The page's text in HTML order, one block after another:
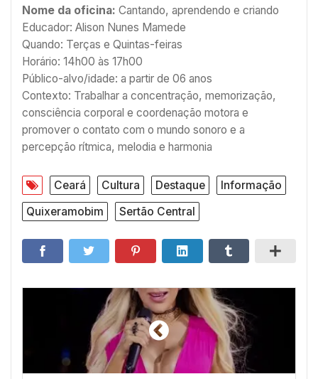
Nome da oficina: Cantando, aprendendo e criando
Educador: Alison Nunes Mamede
Quando: Terças e Quintas-feiras
Horário: 14h00 às 17h00
Público-alvo/idade: a partir de 06 anos
Contexto: Trabalhar a concentração, memorização,
consciência corporal e coordenação motora e
promover o contato com o mundo sonoro e a
percepção rítmica, melodia e harmonia
Ceará Cultura Destaque
Informação
Quixeramobim
Sertão Central